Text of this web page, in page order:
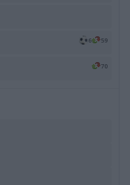
6 59
70